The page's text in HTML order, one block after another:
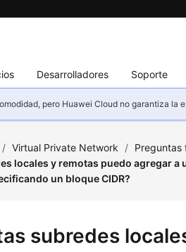
Desarrolladores Soporte
pero Huawei Cloud no garantiza
/ Virtual Private Network / Preguntas
locales y remotas puedo agregar
un bloque CIDR?
subredes